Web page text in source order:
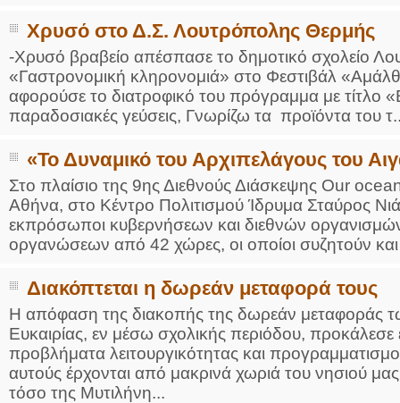
Χρυσό στο Δ.Σ. Λουτρόπολης Θερμής
-Χρυσό βραβείο απέσπασε το δημοτικό σχολείο
«Γαστρονομική κληρονομιά» στο Φεστιβάλ
αφορούσε το διατροφικό του πρόγραμμα με
παραδοσιακές γεύσεις, Γνωρίζω τα προϊόντα του
«Το Δυναμικό του Αρχιπελάγους του
Στο πλαίσιο της 9ης Διεθνούς Διάσκεψης Our
Αθήνα, στο Κέντρο Πολιτισμού Ίδρυμα Σταύρος
εκπρόσωποι κυβερνήσεων και διεθνών
οργανώσεων από 42 χώρες, οι οποίοι συζητούν
Διακόπτεται η δωρεάν μεταφορά τους
Η απόφαση της διακοπής της δωρεάν μεταφοράς
Ευκαιρίας, εν μέσω σχολικής περιόδου,
προβλήματα λειτουργικότητας και
αυτούς έρχονται από μακρινά χωριά του νησιού
τόσο της Μυτιλήνη...